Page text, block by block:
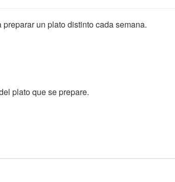
un plato distinto cada semana.
plato que se prepare.